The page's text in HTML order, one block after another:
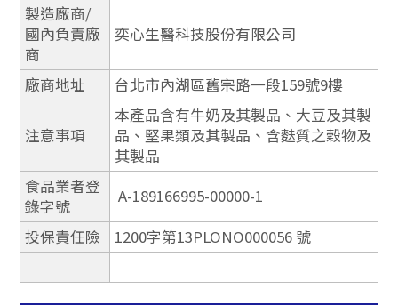
製造廠商/
國內負責廠
商
奕心生醫科技股份有限公司
廠商地址 台北市內湖區舊宗路一段159號9樓
注意事項
本產品含有牛奶及其製品、大豆及其製
品、堅果類及其製品、含麩質之穀物及
其製品
食品業者登
錄字號
A-189166995-00000-1
投保責任險
1200字第13PLONO000056 號